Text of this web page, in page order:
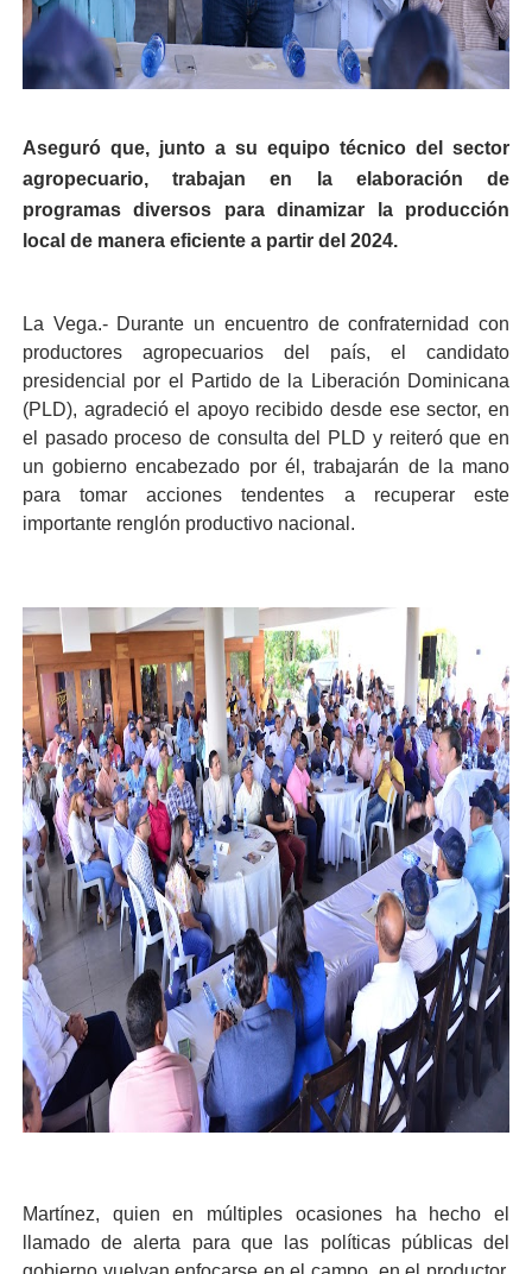
Aseguró que, junto a su equipo técnico del sector
agropecuario, trabajan en la elaboración de
programas diversos para dinamizar la producción
local de manera eficiente a partir del 2024.
La Vega.- Durante un encuentro de confraternidad con
productores agropecuarios del país, el candidato
presidencial por el Partido de la Liberación Dominicana
(PLD), agradeció el apoyo recibido desde ese sector, en
el pasado proceso de consulta del PLD y reiteró que en
un gobierno encabezado por él, trabajarán de la mano
para tomar acciones tendentes a recuperar este
importante renglón productivo nacional.
Martínez, quien en múltiples ocasiones ha hecho el
llamado de alerta para que las políticas públicas del